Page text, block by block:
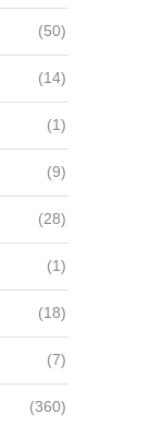
(50)
(14)
(1)
(9)
(28)
(1)
(18)
(7)
(360)